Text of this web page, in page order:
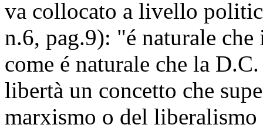
va collocato a livello
n.6, pag.9): "é naturale che
come é naturale che la
libertà un concetto che
marxismo o del